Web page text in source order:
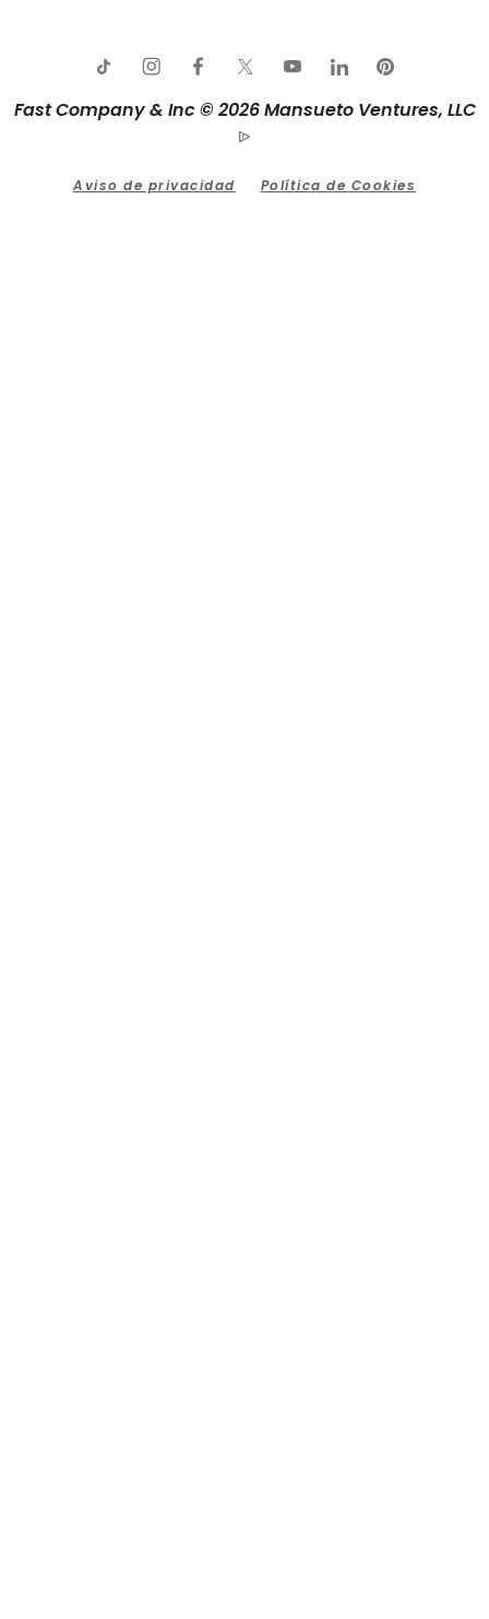
Fast Company & Inc © 2026 Mansueto Ventures, LLC
Aviso de privacidad Política de Cookies